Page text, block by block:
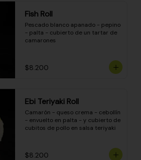
Fish Roll
Pescado blanco apanado - pepino
- palta - cubierto de un tartar de
camarones
$8.200
Ebi Teriyaki Roll
Camarón - queso crema - cebollín
- envuelto en palta - y cubierto de
cubitos de pollo en salsa teriyaki
$8.200